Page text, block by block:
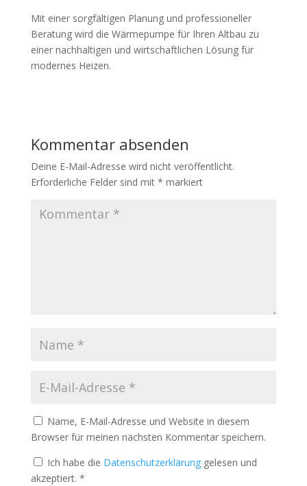
Mit einer sorgfältigen Planung und professioneller
Beratung wird die Wärmepumpe für Ihren Altbau zu
einer nachhaltigen und wirtschaftlichen Lösung für
modernes Heizen.
Kommentar absenden
Deine E-Mail-Adresse wird nicht veröffentlicht.
Erforderliche Felder sind mit * markiert
Name, E-Mail-Adresse und Website in diesem
Browser für meinen nächsten Kommentar speichern.
Ich habe die Datenschutzerklärung gelesen und
akzeptiert. *